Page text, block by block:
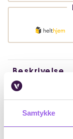
Samtykke
Beskrivelse
Ingredienser